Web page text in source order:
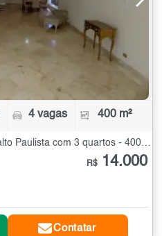
4 vagas 400 m²
R$ 14.000
Contatar